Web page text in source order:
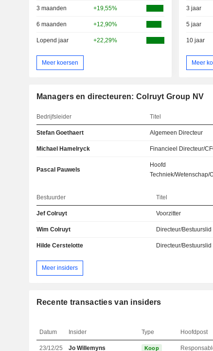
3 maanden +19,55%
6 maanden +12,90%
Lopend jaar +22,29%
Meer koersen
3 jaar
5 jaar
10 jaar
Meer
Managers en directeuren: Colruyt Group NV
Bedrijfsleider Titel
Stefan Goethaert Algemeen Directeur
Michael Hamelryck Financieel Directeur/
Pascal Pauwels
Hoofd
Techniek/Wetenschap/
Bestuurder Titel
Jef Colruyt Voorzitter
Wim Colruyt Directeur/Bestuurslid
Hilde Cerstelotte Directeur/Bestuurslid
Meer insiders
Recente transacties van insiders
Datum Insider Type Hoofdpost
23/12/25 Jo Willemyns Koop